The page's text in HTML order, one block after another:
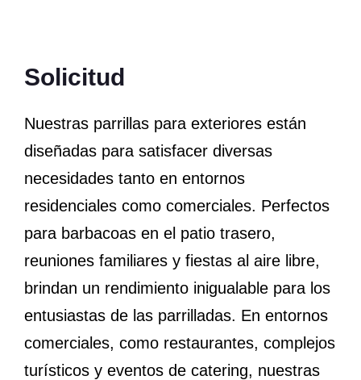
Solicitud
Nuestras parrillas para exteriores están
diseñadas para satisfacer diversas
necesidades tanto en entornos
residenciales como comerciales. Perfectos
para barbacoas en el patio trasero,
reuniones familiares y fiestas al aire libre,
brindan un rendimiento inigualable para los
entusiastas de las parrilladas. En entornos
comerciales, como restaurantes, complejos
turísticos y eventos de catering, nuestras